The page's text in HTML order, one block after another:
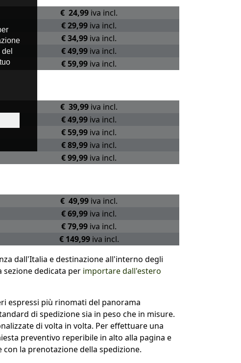
€ 24,99 iva incl.
€ 29,99 iva incl.
€ 34,99 iva incl.
€ 49,99 iva incl.
€ 59,99 iva incl.
€ 39,99 iva incl.
€ 49,99 iva incl.
€ 59,99 iva incl.
€ 89,99 iva incl.
€ 99,99 iva incl.
€ 49,99 iva incl.
€ 69,99 iva incl.
€ 79,99 iva incl.
€ 149,99 iva incl.
dall'Italia e destinazione all'interno degli
sezione dedicata per importare dall'estero
espressi più rinomati del panorama
di spedizione sia in peso che in misure.
di volta in volta. Per effettuare una
preventivo reperibile in alto alla pagina e
la prenotazione della spedizione.